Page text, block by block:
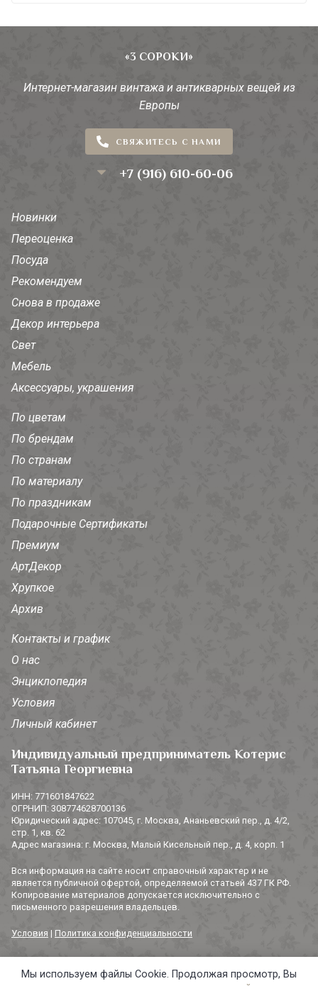
«3 СОРОКИ»
Интернет-магазин винтажа и антикварных вещей из
Европы
СВЯЖИТЕСЬ С НАМИ
+7 (916) 610-60-06
Новинки
Переоценка
Посуда
Рекомендуем
Снова в продаже
Декор интерьера
Свет
Мебель
Аксессуары, украшения
По цветам
По брендам
По странам
По материалу
По праздникам
Подарочные Сертификаты
Премиум
АртДекор
Хрупкое
Архив
Контакты и график
О нас
Энциклопедия
Условия
Личный кабинет
Индивидуальный предприниматель Котерис
Татьяна Георгиевна
ИНН: 771601847622
ОГРНИП: 308774628700136
Юридический адрес: 107045, г. Москва, Ананьевский пер., д. 4/2,
стр. 1, кв. 62
Адрес магазина: г. Москва, Малый Кисельный пер., д. 4, корп. 1
Вся информация на сайте носит справочный характер и не
является публичной офертой, определяемой статьей 437 ГК РФ.
Копирование материалов допускается исключительно с
письменного разрешения владельцев.
Условия | Политика конфиденциальности
© 2014-2026 «3 СОРОКИ». Все права защищены.
Мы используем файлы Cookie. Продолжая просмотр, Вы